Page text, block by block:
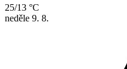
25/13 °C
neděle 9. 8.